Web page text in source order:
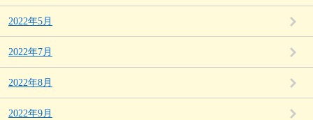
2022年5月
2022年7月
2022年8月
2022年9月